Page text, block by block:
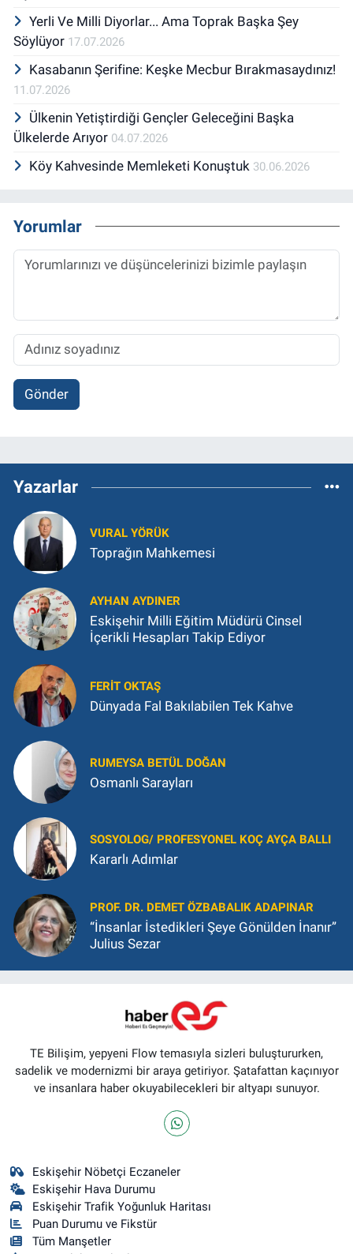
Yerli Ve Milli Diyorlar... Ama Toprak Başka Şey
Söylüyor 17.07.2026
Kasabanın Şerifine: Keşke Mecbur Bırakmasaydınız!
11.07.2026
Ülkenin Yetiştirdiği Gençler Geleceğini Başka
Ülkelerde Arıyor 04.07.2026
Köy Kahvesinde Memleketi Konuştuk 30.06.2026
Yorumlar
Gönder
Yazarlar
VURAL YÖRÜK
Toprağın Mahkemesi
AYHAN AYDINER
Eskişehir Milli Eğitim Müdürü Cinsel
İçerikli Hesapları Takip Ediyor
FERIT OKTAŞ
Dünyada Fal Bakılabilen Tek Kahve
RUMEYSA BETÜL DOĞAN
Osmanlı Sarayları
SOSYOLOG/ PROFESYONEL KOÇ AYÇA BALLI
Kararlı Adımlar
PROF. DR. DEMET ÖZBABALIK ADAPINAR
“İnsanlar İstedikleri Şeye Gönülden İnanır”
Julius Sezar
TE Bilişim, yepyeni Flow temasıyla sizleri buluştururken,
sadelik ve modernizmi bir araya getiriyor. Şatafattan kaçınıyor
ve insanlara haber okuyabilecekleri bir altyapı sunuyor.
Eskişehir Nöbetçi Eczaneler
Eskişehir Hava Durumu
Eskişehir Trafik Yoğunluk Haritası
Puan Durumu ve Fikstür
Tüm Manşetler